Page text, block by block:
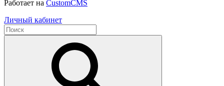
Работает на CustomCMS
Личный кабинет